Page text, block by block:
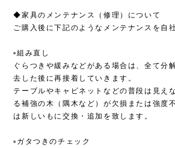
◆家具のメンテナンス（修理）について
ご購入後に下記のようなメンテナンスを自
▫︎組み直し
ぐらつきや緩みなどがある場合は、全て分
去した後に再接着していきます。
テーブルやキャビネットなどの普段は見え
る補強の木（隅木など）が欠損または強度
は新しいもに交換・追加を致します。
▫︎ガタつきのチェック